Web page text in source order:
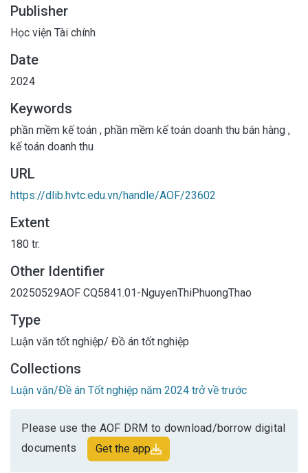
Publisher
Học viện Tài chính
Date
2024
Keywords
phần mềm kế toán , phần mềm kế toán doanh thu bán hàng ,
kế toán doanh thu
URL
https://dlib.hvtc.edu.vn/handle/AOF/23602
Extent
180 tr.
Other Identifier
20250529AOF CQ5841.01-NguyenThiPhuongThao
Type
Luận văn tốt nghiệp/ Đồ án tốt nghiệp
Collections
Luận văn/Đề án Tốt nghiệp năm 2024 trở về trước
Please use the AOF DRM to download/borrow digital
documents
Get the app